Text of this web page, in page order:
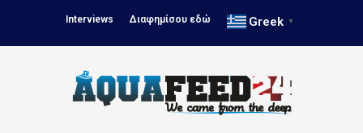
Interviews Διαφημίσου εδώ Greek ▼